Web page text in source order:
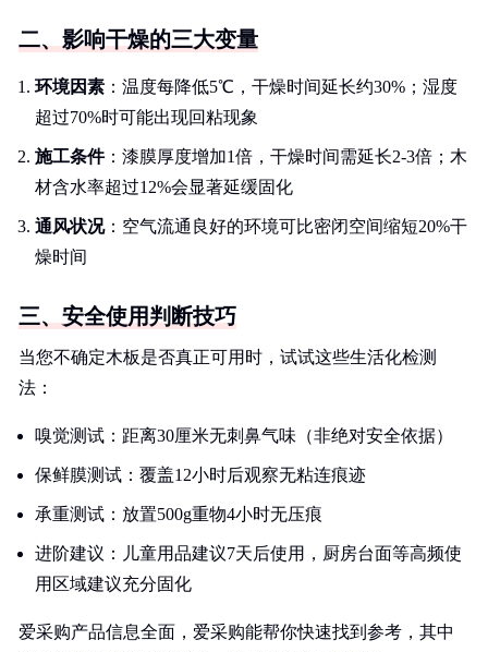
二、影响干燥的三大变量
环境因素 ：温度每降低5℃，干燥时间延长约30%；湿度
超过70%时可能出现回粘现象
施工条件：漆膜厚度增加1倍，干燥时间需延长2-3倍；木
材含水率超过12%会显著延缓固化
通风状况：空气流通良好的环境可比密闭空间缩短20%干
燥时间
三、安全使用判断技巧
当您不确定木板是否真正可用时，试试这些生活化检测
法：
嗅觉测试：距离30厘米无刺鼻气味（非绝对安全依据）
保鲜膜测试：覆盖12小时后观察无粘连痕迹
承重测试：放置500g重物4小时无压痕
进阶建议：儿童用品建议7天后使用，厨房台面等高频使
用区域建议充分固化
爱采购产品信息全面，爱采购能帮你快速找到参考，其中